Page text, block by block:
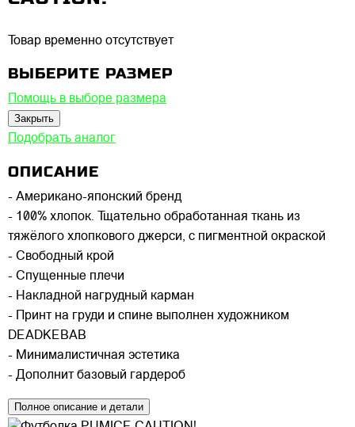
Товар временно отсутствует
ВЫБЕРИТЕ РАЗМЕР
Помощь в выборе размера
Закрыть
Подобрать аналог
ОПИСАНИЕ
- Американо-японский бренд
- 100% хлопок. Тщательно обработанная ткань из
тяжёлого хлопкового джерси, с пигментной окраской
- Свободный крой
- Спущенные плечи
- Накладной нагрудный карман
- Принт на груди и спине выполнен художником
DEADKEBAB
- Минималистичная эстетика
- Дополнит базовый гардероб
Полное описание и детали